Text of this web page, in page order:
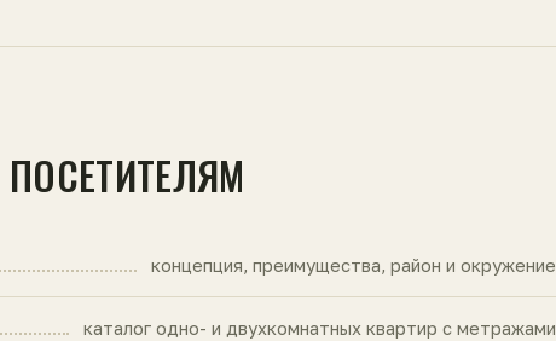
концепция, преимущества, район и окружение
каталог одно- и двухкомнатных квартир с метражами